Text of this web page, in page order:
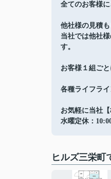
全てのお客様
他社様の見積
当社では他社
す。
お客様１組ご
各種ライフラ
お気軽に当社
水曜定休：
ヒルズ三栄町